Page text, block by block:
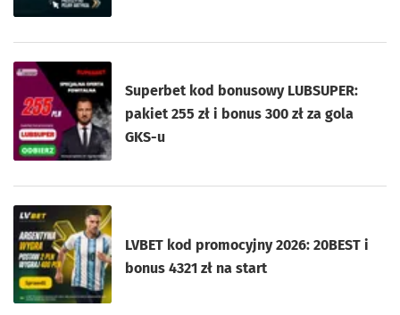
Superbet kod bonusowy LUBSUPER:
pakiet 255 zł i bonus 300 zł za gola
GKS-u
LVBET kod promocyjny 2026: 20BEST i
bonus 4321 zł na start